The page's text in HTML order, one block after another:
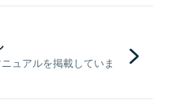
ュアルを掲載していま